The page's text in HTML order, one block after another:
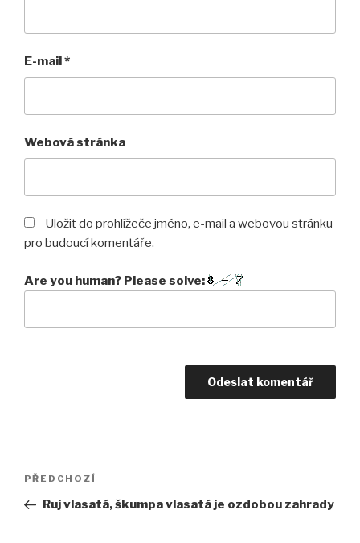
E-mail *
Webová stránka
Uložit do prohlížeče jméno, e-mail a webovou stránku
pro budoucí komentáře.
Are you human? Please solve:
Navigace
příspěvek
Předchozí
příspěvek
PŘEDCHOZÍ
Ruj vlasatá, škumpa vlasatá je ozdobou zahrady